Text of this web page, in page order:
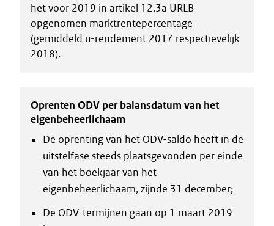
het voor 2019 in artikel 12.3a URLB
opgenomen marktrentepercentage
(gemiddeld u-rendement 2017 respectievelijk
2018).
Oprenten ODV per balansdatum van het
eigenbeheerlichaam
De oprenting van het ODV-saldo heeft in de
uitstelfase steeds plaatsgevonden per einde
van het boekjaar van het
eigenbeheerlichaam, zijnde 31 december;
De ODV-termijnen gaan op 1 maart 2019